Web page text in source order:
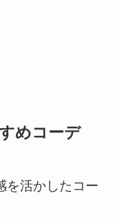
めコーデ
を活かしたコー